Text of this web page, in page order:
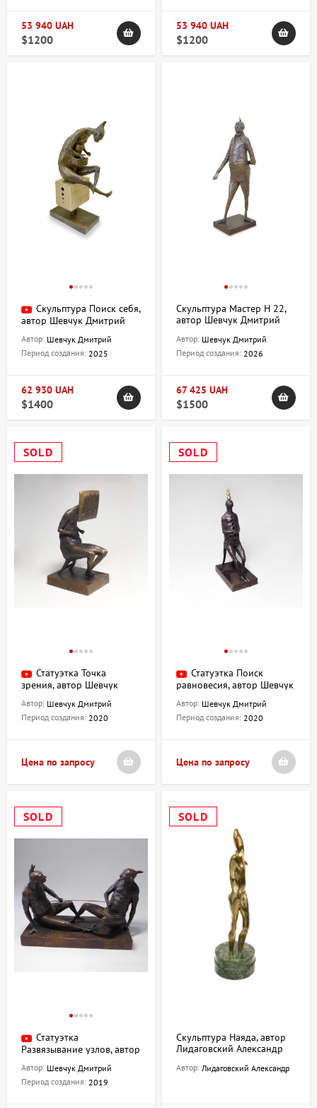
53 940 UAH
$1200
53 940 UAH
$1200
Скульптура Поиск себя,
автор Шевчук Дмитрий
Автор: Шевчук Дмитрий
Период создания: 2025
62 930 UAH
$1400
Скульптура Мастер H 22,
автор Шевчук Дмитрий
Автор: Шевчук Дмитрий
Период создания: 2026
67 425 UAH
$1500
SOLD
Статуэтка Точка
зрения, автор Шевчук
Автор: Шевчук Дмитрий
Период создания: 2020
Цена по запросу
SOLD
Статуэтка Поиск
равновесия, автор Шевчук
Автор: Шевчук Дмитрий
Период создания: 2020
Цена по запросу
SOLD
Статуэтка
Развязывание узлов, автор
Автор: Шевчук Дмитрий
Период создания: 2019
SOLD
Скульптура Наяда, автор
Лидаговский Александр
Автор: Лидаговский Александр